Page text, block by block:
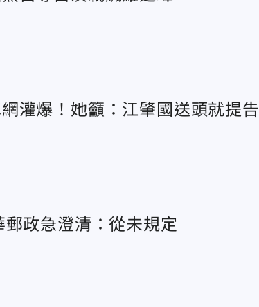
灌爆！她籲：江肇國送頭就提告
政急澄清：從未規定